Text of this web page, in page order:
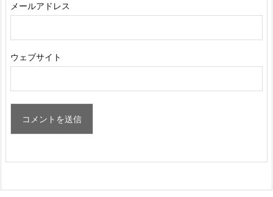
メールアドレス
ウェブサイト